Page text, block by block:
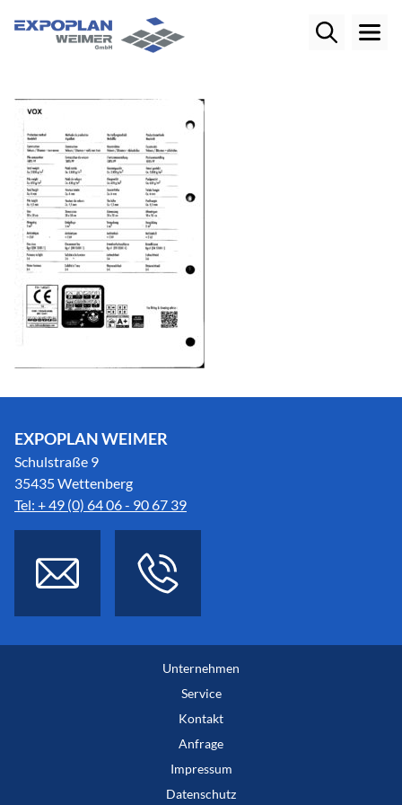
EXPOPLAN WEIMER
Schulstraße 9
35435 Wettenberg
Tel: + 49 (0) 64 06 - 90 67 39
Unternehmen
Service
Kontakt
Anfrage
Impressum
Datenschutz